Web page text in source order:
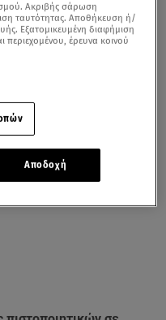
Ακριβής σάρωση
ταυτότητας. Αποθήκευση ή/
Εξατομικευμένη διαφήμιση
περιεχομένου, έρευνα κοινού
Αποδοχή